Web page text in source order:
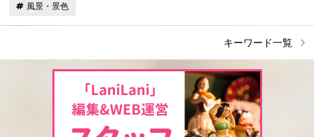
風景・景色
キーワード一覧